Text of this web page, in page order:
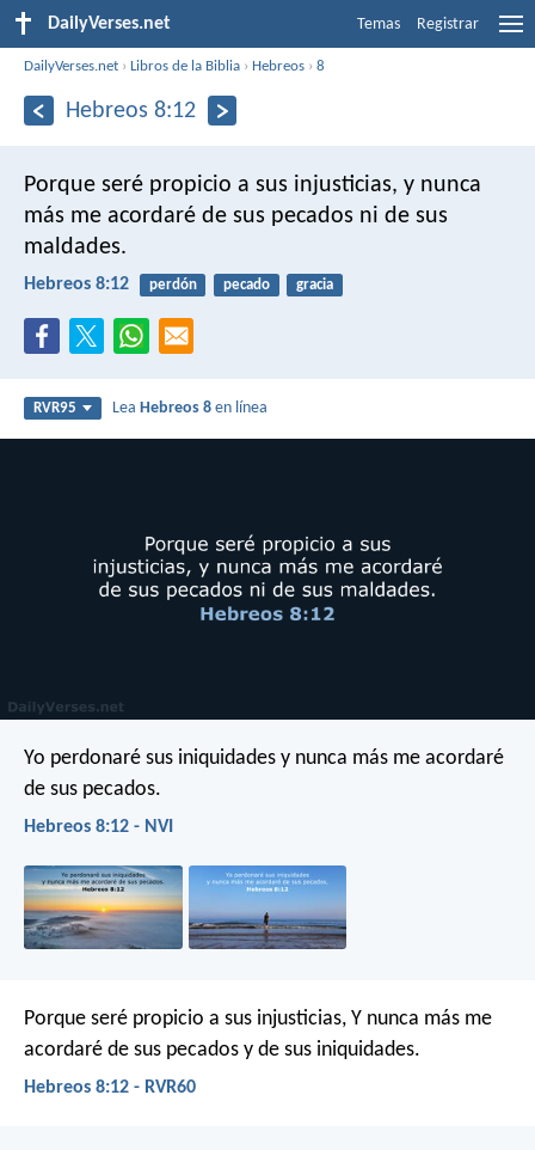
DailyVerses.net Temas Registrar
DailyVerses.net ›Libros de la Biblia › Hebreos ›8
Hebreos 8:12
Porque seré propicio a sus injusticias, y nunca
más me acordaré de sus pecados ni de sus
maldades.
Hebreos 8:12 perdón pecado gracia
RVR95 LeaHebreos 8 en línea
Yo perdonaré sus iniquidades y nunca más me acordaré
de sus pecados.
Hebreos 8:12 - NVI
Porque seré propicio a sus injusticias, Y nunca más me
acordaré de sus pecados y de sus iniquidades.
Hebreos 8:12 - RVR60